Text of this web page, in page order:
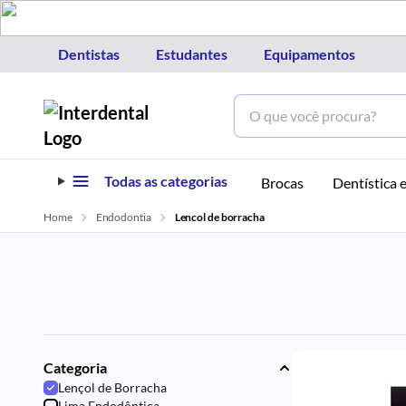
Dentistas Estudantes Equipamentos
Todas as categorias Brocas Dentística
Home
Endodontia Lencol de borracha
Categoria
Lençol de Borracha